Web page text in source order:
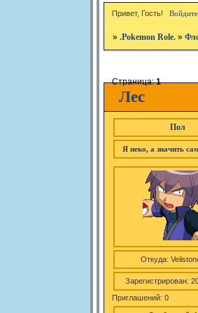
Привет, Гость! Войдите
».Pokemon Role. »
Лес
Страница:1
Пол
Я неко, а значить
Откуда:
Зарегистрирован:
Приглашений: 0